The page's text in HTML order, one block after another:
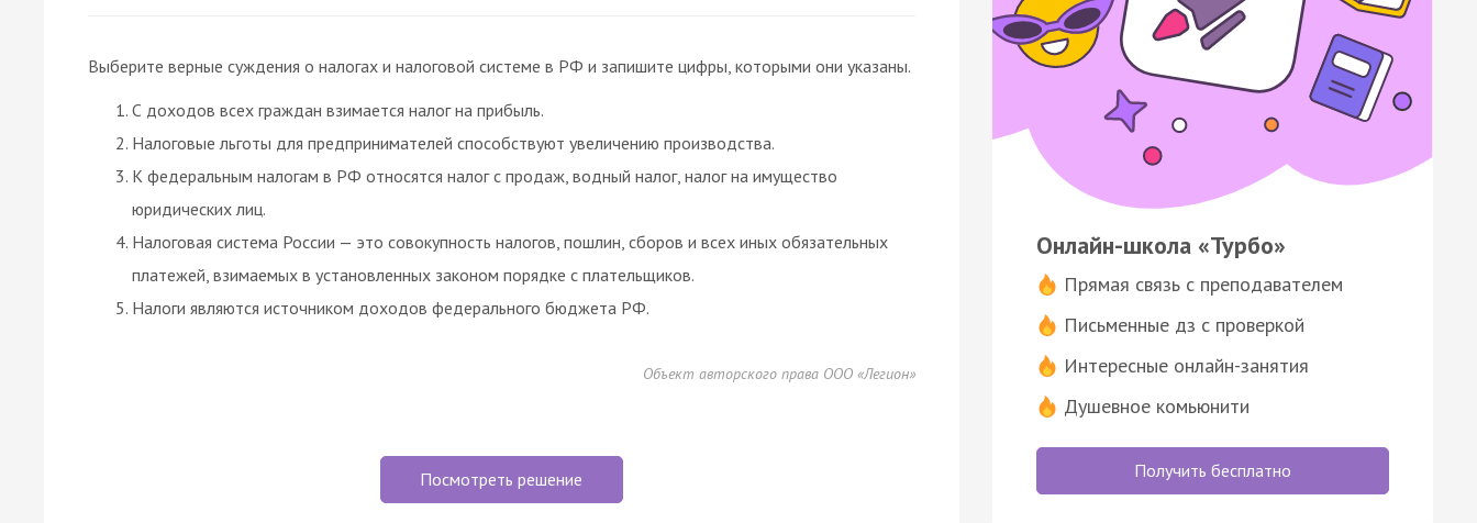
Выберите верные суждения о налогах и налоговой системе в РФ и запишите цифры, которыми они указаны.
С доходов всех граждан взимается налог на прибыль.
Налоговые льготы для предпринимателей способствуют увеличению производства.
К федеральным налогам в РФ относятся налог с продаж, водный налог, налог на имущество
юридических лиц.
Налоговая система России — это совокупность налогов, пошлин, сборов и всех иных обязательных
платежей, взимаемых в установленных законом порядке с плательщиков.
Налоги являются источником доходов федерального бюджета РФ.
Объект авторского права ООО «Легион»
Посмотреть решение
Онлайн-школа «Турбо»
Прямая связь с преподавателем
Письменные дз с проверкой
Интересные онлайн-занятия
Душевное комьюнити
Получить бесплатно